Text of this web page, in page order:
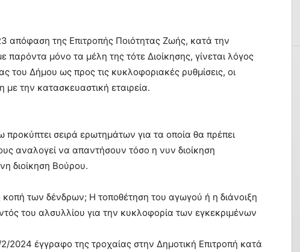
απόφαση της Επιτροπής Ποιότητας Ζωής, κατά την
παρόντα μόνο τα μέλη της τότε Διοίκησης, γίνεται λόγος
του Δήμου ως προς τις κυκλοφοριακές ρυθμίσεις, οι
την κατασκευαστική εταιρεία.
σειρά ερωτημάτων για τα οποία θα πρέπει
αναλογεί να απαντήσουν τόσο η νυν διοίκηση
διοίκηση Βούρου.
κοπή των δένδρων; Η τοποθέτηση του αγωγού ή η διάνοιξη
του αλσυλλίου για την κυκλοφορία των εγκεκριμένων
2024 έγγραφο της τροχαίας στην Δημοτική Επιτροπή κατά